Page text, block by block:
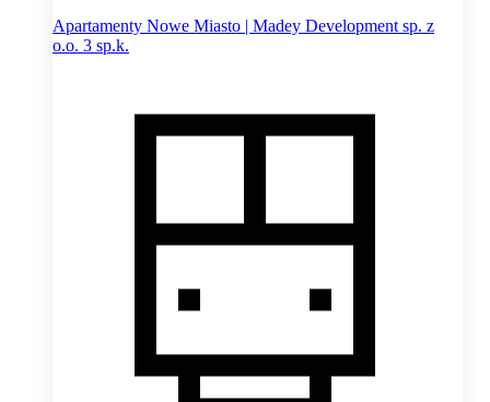
Apartamenty Nowe Miasto | Madey Development sp. z
o.o. 3 sp.k.